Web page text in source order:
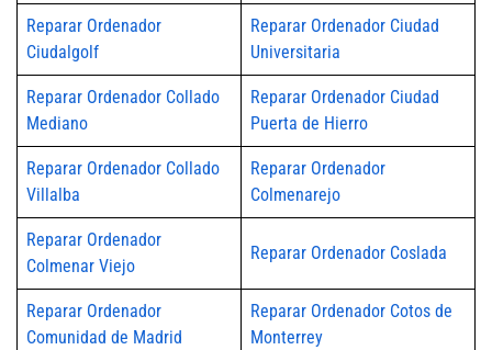
Reparar Ordenador
Ciudalgolf
Reparar Ordenador Ciudad
Universitaria
Reparar Ordenador Collado
Mediano
Reparar Ordenador Ciudad
Puerta de Hierro
Reparar Ordenador Collado
Villalba
Reparar Ordenador
Colmenarejo
Reparar Ordenador
Colmenar Viejo
Reparar Ordenador Coslada
Reparar Ordenador
Comunidad de Madrid
Reparar Ordenador Cotos de
Monterrey